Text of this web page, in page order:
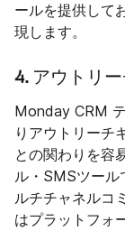
ールを提供して
現します。
4. アウトリー
Monday CRM
りアウトリーチ
との関わりを容
ル・SMSツール
ルチチャネルコ
はプラットフォ